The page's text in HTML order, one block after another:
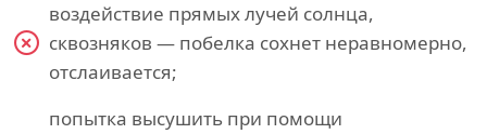
воздействие прямых лучей солнца,
сквозняков — побелка сохнет неравномерно,
отслаивается;
попытка высушить при помощи